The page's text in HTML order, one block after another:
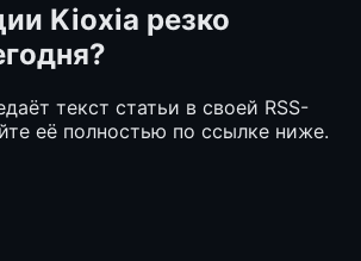
Kioxia резко
текст статьи в своей RSS-
её полностью по ссылке ниже.